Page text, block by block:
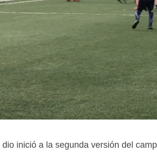
inició a la segunda versión del